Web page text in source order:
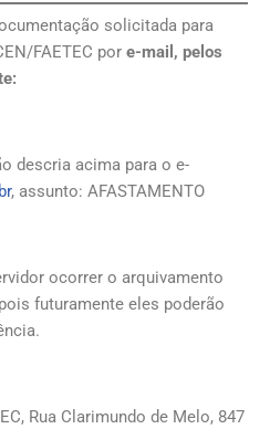
solicitada para
FAETEC por e-mail, pelos
descria acima para o e-
, assunto: AFASTAMENTO
ocorrer o arquivamento
futuramente eles poderão
Rua Clarimundo de Melo, 847